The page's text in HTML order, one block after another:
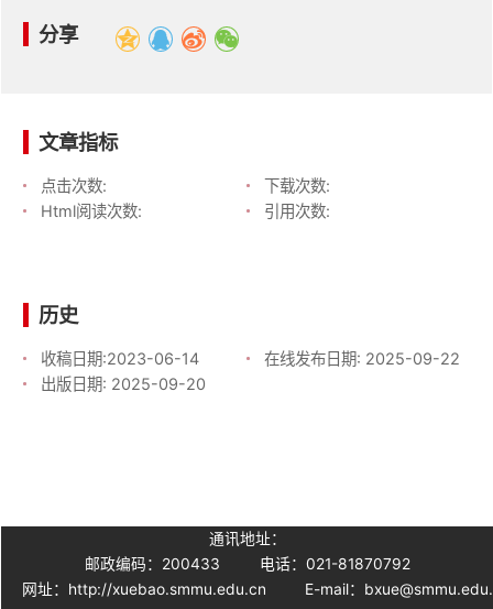
分享
文章指标
点击次数:
下载次数:
Html阅读次数:
引用次数:
历史
收稿日期:2023-06-14 在线发布日期: 2025-09-22
出版日期: 2025-09-20
通讯地址：
邮政编码：200433
电话：021-81870792
网址：http://xuebao.smmu.edu.cn
E-mail：bxue@smmu.edu.